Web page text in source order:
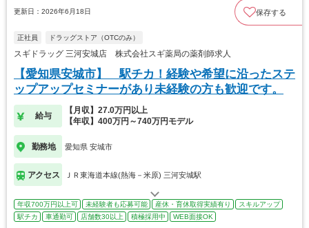
更新日：2026年6月18日 保存する
正社員 ドラッグストア（OTCのみ）
スギドラッグ 三河安城店 株式会社スギ薬局の薬剤師求人
【愛知県安城市】 駅チカ！経験や希望に沿ったステ
ップアップセミナーがあり未経験の方も歓迎です。
給与
【月収】27.0万円以上
【年収】400万円～740万円モデル
勤務地 愛知県 安城市
アクセス ＪＲ東海道本線(熱海－米原) 三河安城駅
年収700万円以上可 未経験者も応募可能 産休・育休取得実績有り
スキルアップ
駅チカ
車通勤可 店舗数30以上 積極採用中 WEB面接OK